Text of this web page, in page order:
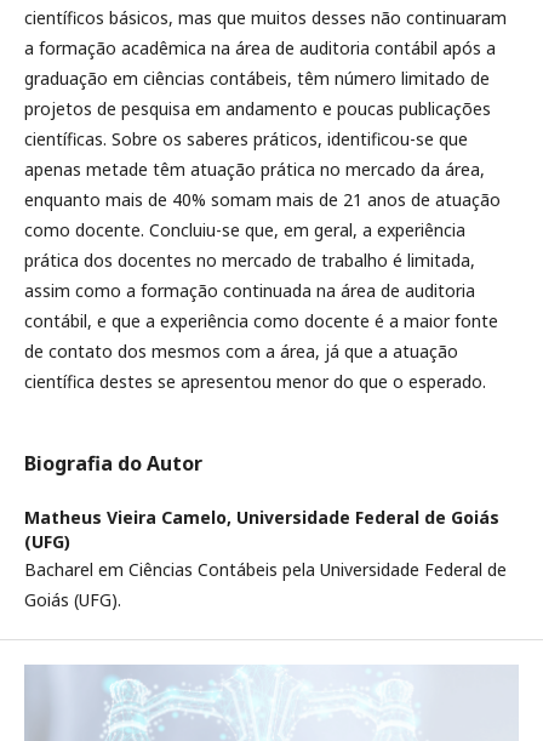
científicos básicos, mas que muitos desses não continuaram
a formação acadêmica na área de auditoria contábil após a
graduação em ciências contábeis, têm número limitado de
projetos de pesquisa em andamento e poucas publicações
científicas. Sobre os saberes práticos, identificou-se que
apenas metade têm atuação prática no mercado da área,
enquanto mais de 40% somam mais de 21 anos de atuação
como docente. Concluiu-se que, em geral, a experiência
prática dos docentes no mercado de trabalho é limitada,
assim como a formação continuada na área de auditoria
contábil, e que a experiência como docente é a maior fonte
de contato dos mesmos com a área, já que a atuação
científica destes se apresentou menor do que o esperado.
Biografia do Autor
Matheus Vieira Camelo, Universidade Federal de Goiás
(UFG)
Bacharel em Ciências Contábeis pela Universidade Federal de
Goiás (UFG).